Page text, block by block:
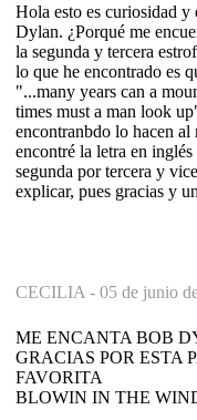
Hola esto es curiosidad y
Dylan. ¿Porqué me
la segunda y tercera
lo que he encontrado es
"...many years can a
times must a man look
encontranbdo lo hacen al
encontré la letra en
segunda por tercera y
explicar, pues gracias y
CECILIA - 05 de junio
ME ENCANTA BOB
GRACIAS POR ESTA
FAVORITA
BLOWIN IN THE